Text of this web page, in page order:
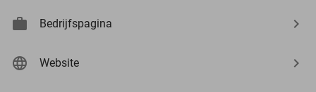
Bedrijfspagina
Website